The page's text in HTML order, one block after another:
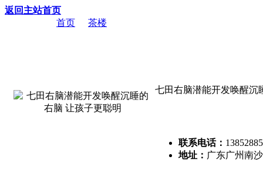
返回主站首页
首页 茶楼
七田右脑潜能开发唤醒沉
联系电话：
地址： 广东广州南